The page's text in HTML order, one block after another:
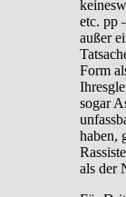
etc. pp
außer
Form
sogar
haben,
als der